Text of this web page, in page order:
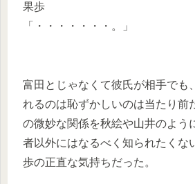
果歩
「・・・・・・・。」
富田とじゃなくて彼氏が相手でも
れるのは恥ずかしいのは当たり前
の微妙な関係を秋絵や山井のよう
者以外にはなるべく知られたくな
歩の正直な気持ちだった。